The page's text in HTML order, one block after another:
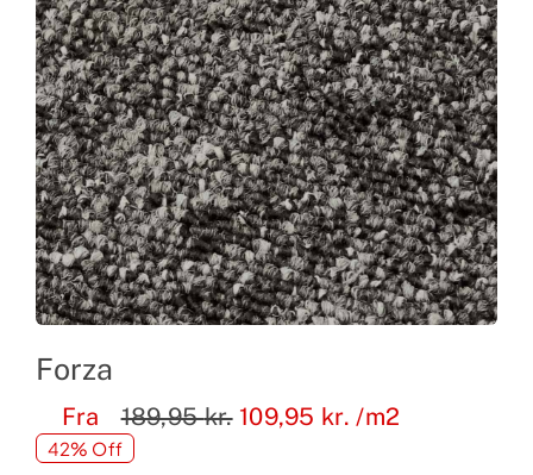
Forza
Fra 189,95kr. 109,95 kr. /m2
42% Off